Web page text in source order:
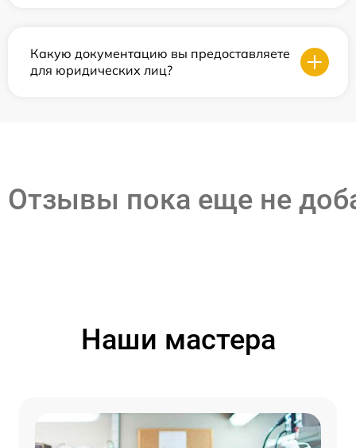
Какую документацию вы предоставляете
для юридических лиц?
Отзывы пока еще не
Наши мастера